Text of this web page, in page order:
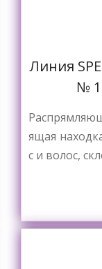
Линия
№
ящая
с и волос,